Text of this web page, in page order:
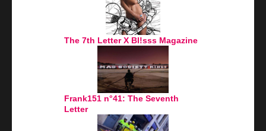
The 7th Letter X Bl!sss Magazine
Frank151 n°41: The Seventh
Letter